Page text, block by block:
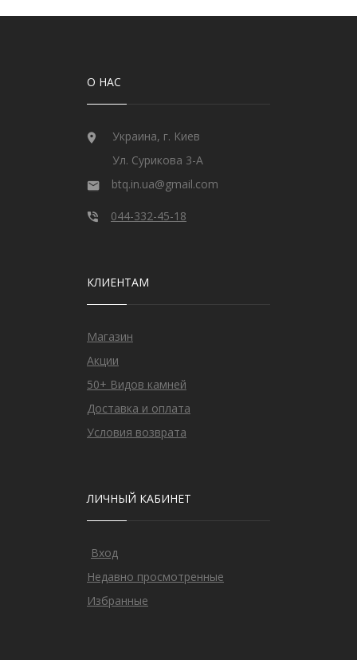
О НАС
Украина, г. Киев
Ул. Сурикова 3-А
btq.in.ua@gmail.com
044-332-45-18
КЛИЕНТАМ
Магазин
Акции
50+ Видов камней
Доставка и оплата
Условия возврата
ЛИЧНЫЙ КАБИНЕТ
Вход
Недавно просмотренные
Избранные